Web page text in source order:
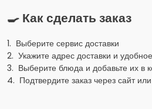
🍳 Как сделать заказ
1. Выберите сервис доставки
2. Укажите адрес доставки и
3. Выберите блюда и добавьте их в
4. Подтвердите заказ через сайт